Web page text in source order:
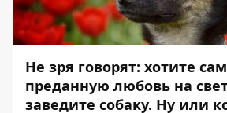
Не зря говорят: хотите
преданную любовь на
заведите собаку. Ну или